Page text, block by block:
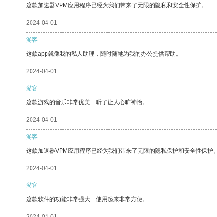
这款加速器VPM应用程序已经为我们带来了无限的隐私和安全性保护。
2024-04-01
游客
这款app就像我的私人助理，随时随地为我的办公提供帮助。
2024-04-01
游客
这款游戏的音乐非常优美，听了让人心旷神怡。
2024-04-01
游客
这款加速器VPM应用程序已经为我们带来了无限的隐私保护和安全性保护
2024-04-01
游客
这款软件的功能非常强大，使用起来非常方便。